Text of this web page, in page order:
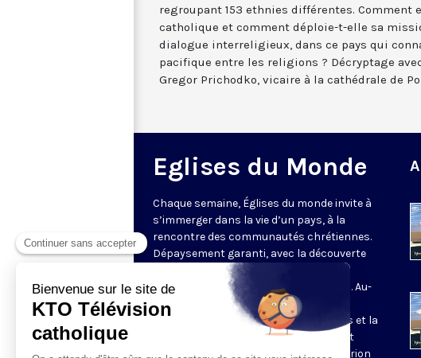
regroupant 153 ethnies différentes. Comment
catholique et comment déploie-t-elle sa
dialogue interreligieux, dans ce pays qui
pacifique entre les religions ? Décryptage
Gregor Prichodko, vicaire à la cathédrale de
Eglises du Monde
Chaque semaine, Églises du monde invite à
s’immerger dans la vie d’un pays, à la
rencontre des communautés chrétiennes.
Dépaysement garanti, avec la découverte
des spécificités et du rayonnement de
l’Église catholique ou de ses difficultés. Au-
delà de l’actualité, il s’agit aussi de
comprendre les grands enjeux du pays et la
contribution que les chrétiens peuvent
apporter à la société. Présenté par Marion